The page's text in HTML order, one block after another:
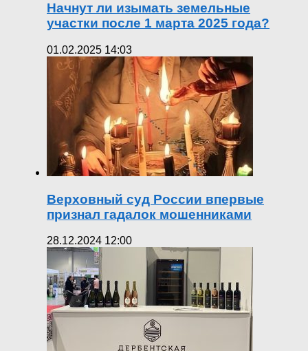
Начнут ли изымать земельные
участки после 1 марта 2025 года?
01.02.2025 14:03
Верховный суд России впервые
признал гадалок мошенниками
28.12.2024 12:00